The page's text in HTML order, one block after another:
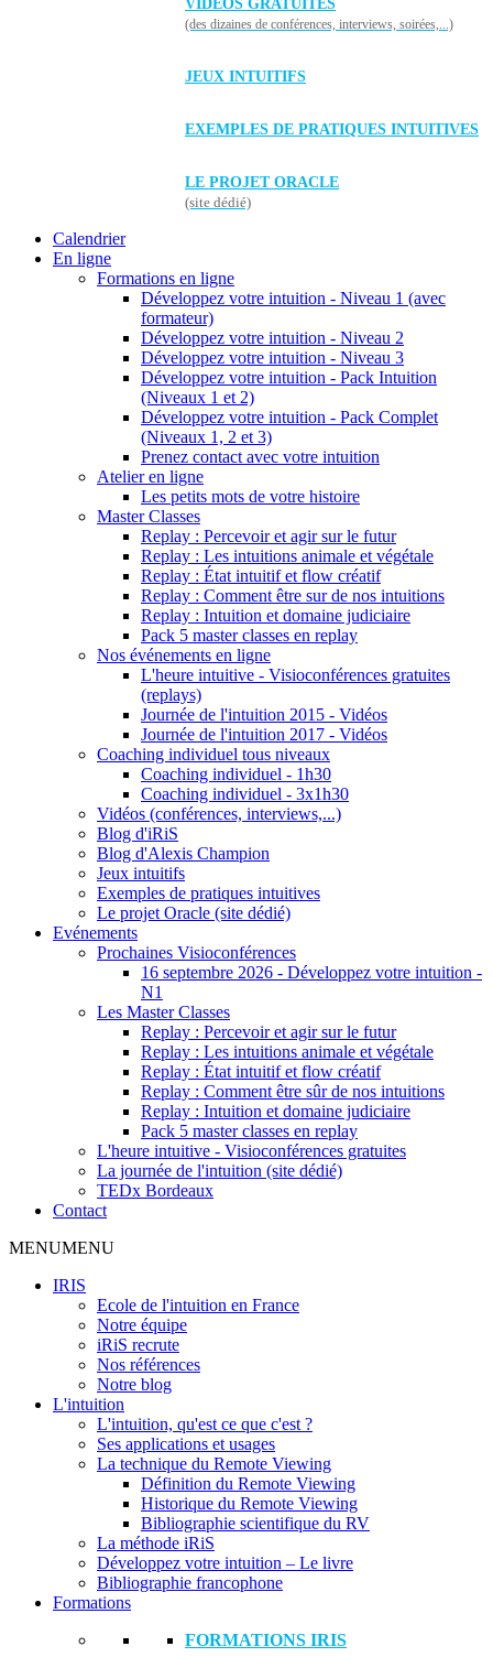
VIDÉOS GRATUITES
(des dizaines de conférences, interviews, soirées,...)
JEUX INTUITIFS
EXEMPLES DE PRATIQUES INTUITIVES
LE PROJET ORACLE
(site dédié)
Calendrier
En ligne
Formations en ligne
Développez votre intuition - Niveau 1 (avec
formateur)
Développez votre intuition - Niveau 2
Développez votre intuition - Niveau 3
Développez votre intuition - Pack Intuition
(Niveaux 1 et 2)
Développez votre intuition - Pack Complet
(Niveaux 1, 2 et 3)
Prenez contact avec votre intuition
Atelier en ligne
Les petits mots de votre histoire
Master Classes
Replay : Percevoir et agir sur le futur
Replay : Les intuitions animale et végétale
Replay : État intuitif et flow créatif
Replay : Comment être sur de nos intuitions
Replay : Intuition et domaine judiciaire
Pack 5 master classes en replay
Nos événements en ligne
L'heure intuitive - Visioconférences gratuites
(replays)
Journée de l'intuition 2015 - Vidéos
Journée de l'intuition 2017 - Vidéos
Coaching individuel tous niveaux
Coaching individuel - 1h30
Coaching individuel - 3x1h30
Vidéos (conférences, interviews,...)
Blog d'iRiS
Blog d'Alexis Champion
Jeux intuitifs
Exemples de pratiques intuitives
Le projet Oracle (site dédié)
Evénements
Prochaines Visioconférences
16 septembre 2026 - Développez votre intuition -
N1
Les Master Classes
Replay : Percevoir et agir sur le futur
Replay : Les intuitions animale et végétale
Replay : État intuitif et flow créatif
Replay : Comment être sûr de nos intuitions
Replay : Intuition et domaine judiciaire
Pack 5 master classes en replay
L'heure intuitive - Visioconférences gratuites
La journée de l'intuition (site dédié)
TEDx Bordeaux
Contact
MENUMENU
IRIS
Ecole de l'intuition en France
Notre équipe
iRiS recrute
Nos références
Notre blog
L'intuition
L'intuition, qu'est ce que c'est ?
Ses applications et usages
La technique du Remote Viewing
Définition du Remote Viewing
Historique du Remote Viewing
Bibliographie scientifique du RV
La méthode iRiS
Développez votre intuition – Le livre
Bibliographie francophone
Formations
FORMATIONS IRIS